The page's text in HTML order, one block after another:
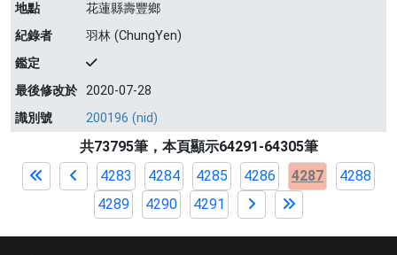
地點
花蓮縣壽豐鄉
紀錄者
羽林 (ChungYen)
鑑定
最後修改於 2020-07-28
識別號
200196 (nid)
共73795筆，本頁顯示64291-64305筆
4283
4284 4285 4286 4287
4288
4289
4290 4291